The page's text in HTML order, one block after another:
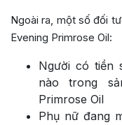
Ngoài ra, một số đối
Evening Primrose Oil:
Người có tiền
nào trong
Primrose Oil
Phụ nữ đang